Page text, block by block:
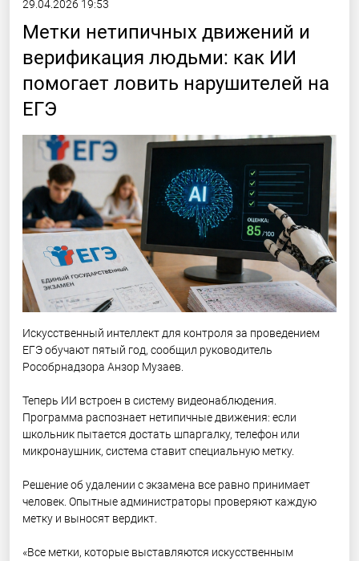
29.04.2026 19:53
Метки нетипичных движений и
верификация людьми: как ИИ
помогает ловить нарушителей на
ЕГЭ
Искусственный интеллект для контроля за проведением
ЕГЭ обучают пятый год, сообщил руководитель
Рособрнадзора Анзор Музаев.
Теперь ИИ встроен в систему видеонаблюдения.
Программа распознает нетипичные движения: если
школьник пытается достать шпаргалку, телефон или
микронаушник, система ставит специальную метку.
Решение об удалении с экзамена все равно принимает
человек. Опытные администраторы проверяют каждую
метку и выносят вердикт.
«Все метки, которые выставляются искусственным